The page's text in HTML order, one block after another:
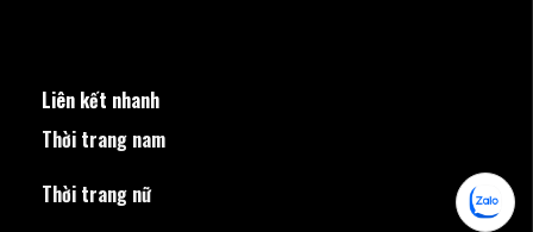
Liên kết nhanh
Thời trang nam
Thời trang nữ